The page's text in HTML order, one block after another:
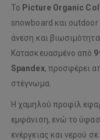
Το Picture Organic
snowboard και outdoor
άνεση και
Κατασκευασμένο από
Spandex, προσφέρει
στέγνωμα.
Η χαμηλού προφίλ
εμφάνιση, ενώ το
ενέργειας και νερού